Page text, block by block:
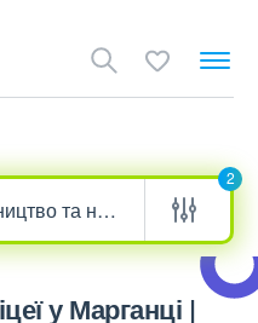
2
у Марганці |